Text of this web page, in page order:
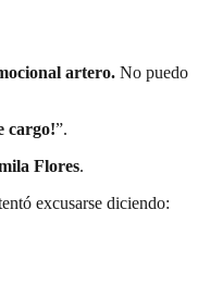
artero. No puedo
cargo!”.
Flores.
excusarse diciendo: